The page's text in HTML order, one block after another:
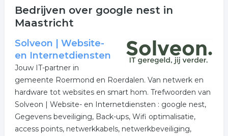
Bedrijven over google nest in
Maastricht
Solveon | Website-
en Internetdiensten
Jouw IT-partner in
gemeente Roermond en Roerdalen. Van netwerk en
hardware tot websites en smart hom. Trefwoorden van
Solveon | Website- en Internetdiensten : google nest,
Gegevens beveiliging, Back-ups, Wifi optimalisatie,
access points, netwerkkabels, netwerkbeveiliging,